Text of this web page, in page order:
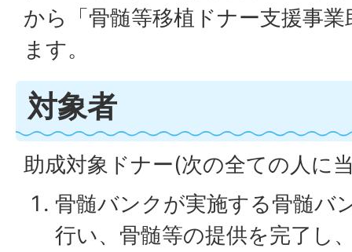
から「骨髄等移植ドナー支援事
ます。
対象者
助成対象ドナー(次の全ての人に
骨髄バンクが実施する骨髄バ
行い、骨髄等の提供を完了し